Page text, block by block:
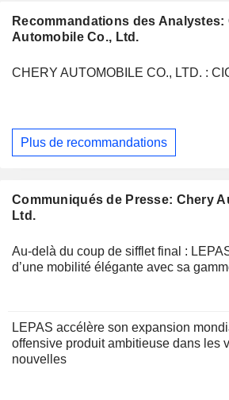
Recommandations des Analystes:
Automobile Co., Ltd.
CHERY AUTOMOBILE CO., LTD. :
Plus de recommandations
Communiqués de Presse: Chery
Ltd.
Au-delà du coup de sifflet final :
d’une mobilité élégante avec sa
LEPAS accélère son expansion
offensive produit ambitieuse dans les
nouvelles